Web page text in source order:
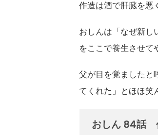
作造は酒で肝臓を悪
おしんは「なぜ新し
をここで養生させて
父が目を覚ましたと
てくれた」とほほ笑
おしん 84話